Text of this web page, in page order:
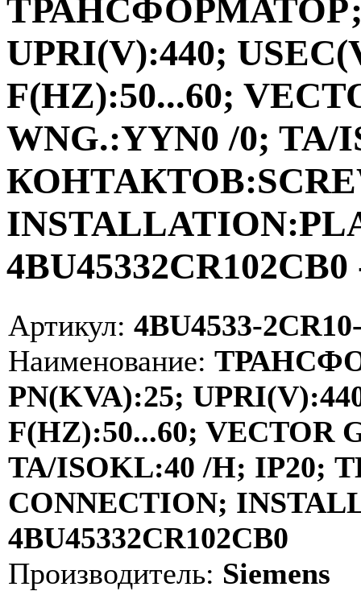
UPRI(V):440;
F(HZ):50...60;
WNG.:YYN0 /0;
Артикул: 4BU4533-
Наименование:
PN(KVA):25;
F(HZ):50...60; VECTOR
TA/ISOKL:40 /H;
CONNECTION;
4BU45332CR102CB0
Производитель: Siemens